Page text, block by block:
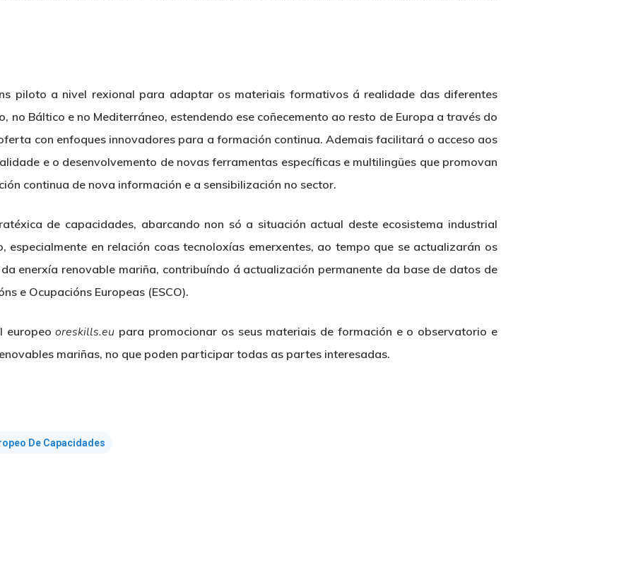
piloto a nivel rexional para adaptar os materiais formativos á realidade das diferentes
no Báltico e no Mediterráneo, estendendo ese coñecemento ao resto de Europa a través do
con enfoques innovadores para a formación continua. Ademais facilitará o acceso aos
e o desenvolvemento de novas ferramentas específicas e multilingües que promovan
continua de nova información e a sensibilización no sector.
de capacidades, abarcando non só a situación actual deste ecosistema industrial
especialmente en relación coas tecnoloxías emerxentes, ao tempo que se actualizarán os
enerxía renovable mariña, contribuíndo á actualización permanente da base de datos de
e Ocupacións Europeas (ESCO).
europeooreskills.eu para promocionar os seus materiais de formación e o observatorio e
mariñas, no que poden participar todas as partes interesadas.
De Capacidades